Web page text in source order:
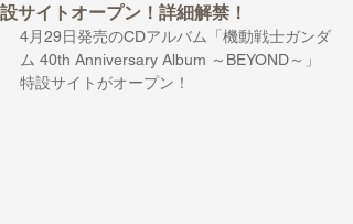
設サイトオープン！詳細解禁！
4月29日発売のCDアルバム「機動戦士ガンダ
ム 40th Anniversary Album ～BEYOND～」
特設サイトがオープン！